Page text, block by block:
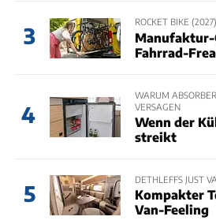
3
ROCKET BIKE (2027)
Manufaktur-
Fahrrad-
4
WARUM
VERSAGEN
Wenn der
streikt
5
DETHLEFFS JUST
Kompakter
Van-Feeling